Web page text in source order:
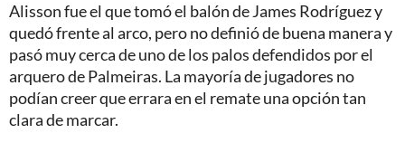
Alisson fue el que tomó el balón de James Rodríguez y
quedó frente al arco, pero no definió de buena manera y
pasó muy cerca de uno de los palos defendidos por el
arquero de Palmeiras. La mayoría de jugadores no
podían creer que errara en el remate una opción tan
clara de marcar.